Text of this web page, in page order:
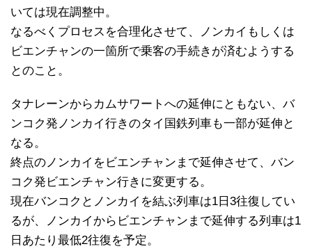
いては現在調整中。
なるべくプロセスを合理化させて、ノンカイもしくは
ビエンチャンの一箇所で乗客の手続きが済むようする
とのこと。
タナレーンからカムサワートへの延伸にともない、バ
ンコク発ノンカイ行きのタイ国鉄列車も一部が延伸と
なる。
終点のノンカイをビエンチャンまで延伸させて、バン
コク発ビエンチャン行きに変更する。
現在バンコクとノンカイを結ぶ列車は1日3往復してい
るが、ノンカイからビエンチャンまで延伸する列車は1
日あたり最低2往復を予定。